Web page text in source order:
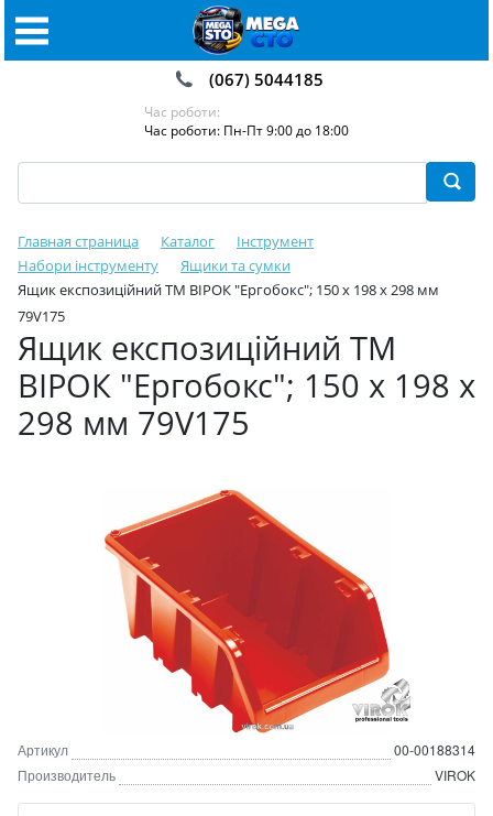
(067) 5044185
Час роботи:
Час роботи: Пн-Пт 9:00 до 18:00
Главная страница Каталог
Інструмент
Набори інструменту
Ящики та сумки
Ящик експозиційний ТМ ВІРОК "Ергобокс"; 150 х 198 х 298 мм
79V175
Ящик експозиційний ТМ
ВІРОК "Ергобокс"; 150 х 198 х
298 мм 79V175
Артикул
00-00188314
Производитель
VIROK